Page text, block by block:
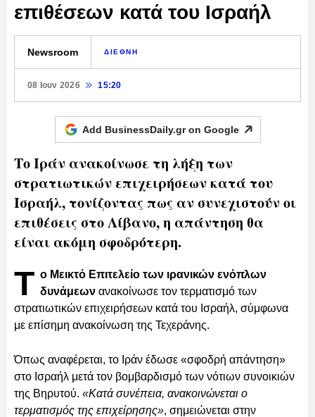
επιθέσεων κατά του Ισραήλ
Newsroom ΔΙΕΘΝΗ
08 Ιουν 2026 15:20
Add BusinessDaily.gr on Google
Το Ιράν ανακοίνωσε τη λήξη των
στρατιωτικών επιχειρήσεων κατά του
Ισραήλ, τονίζοντας πως αν συνεχιστούν οι
επιθέσεις στο Λίβανο, η απάντηση θα
είναι ακόμη σφοδρότερη.
Τ ο Μεικτό Επιτελείο των ιρανικών ενόπλων
δυνάμεων ανακοίνωσε τον τερματισμό των
στρατιωτικών επιχειρήσεων κατά του Ισραήλ, σύμφωνα
με επίσημη ανακοίνωση της Τεχεράνης.
Όπως αναφέρεται, το Ιράν έδωσε «σφοδρή απάντηση»
στο Ισραήλ μετά τον βομβαρδισμό των νότιων συνοικιών
της Βηρυτού. «Κατά συνέπεια, ανακοινώνεται ο
τερματισμός της επιχείρησης», σημειώνεται στην